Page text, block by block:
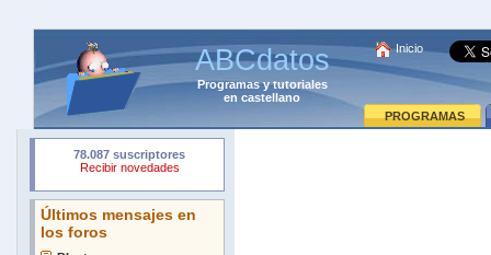
ABCdatos
Programasytutoriales
en castellano
Inicio
PROGRAMAS